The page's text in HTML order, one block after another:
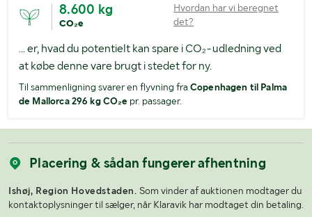
8.600 kg
CO₂e
Hvordan har vi beregnet
det?
... er, hvad du potentielt kan spare i CO₂-udledning ved
at købe denne vare brugt i stedet for ny.
Til sammenligning svarer en flyvning fra Copenhagen til Palma
de Mallorca 296 kg CO₂e pr. passager.
Placering & sådan fungerer afhentning
Ishøj, Region Hovedstaden. Som vinder af auktionen modtager du
kontaktoplysninger til sælger, når Klaravik har modtaget din betaling.